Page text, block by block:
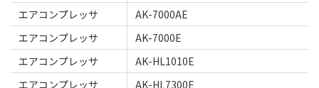
エアコンプレッサ
AK-7000AE
エアコンプレッサ
AK-7000E
エアコンプレッサ
AK-HL1010E
エアコンプレッサ
AK-HL7300E